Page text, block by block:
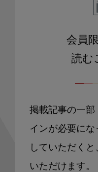
会員
読む
掲載記事の一部
インが必要に
していただく
いただけます。